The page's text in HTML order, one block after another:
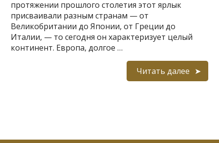
протяжении прошлого столетия этот ярлык
присваивали разным странам — от
Великобритании до Японии, от Греции до
Италии, — то сегодня он характеризует целый
континент. Европа, долгое …
Читать далее